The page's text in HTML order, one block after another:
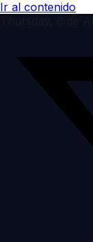
Ir al contenido